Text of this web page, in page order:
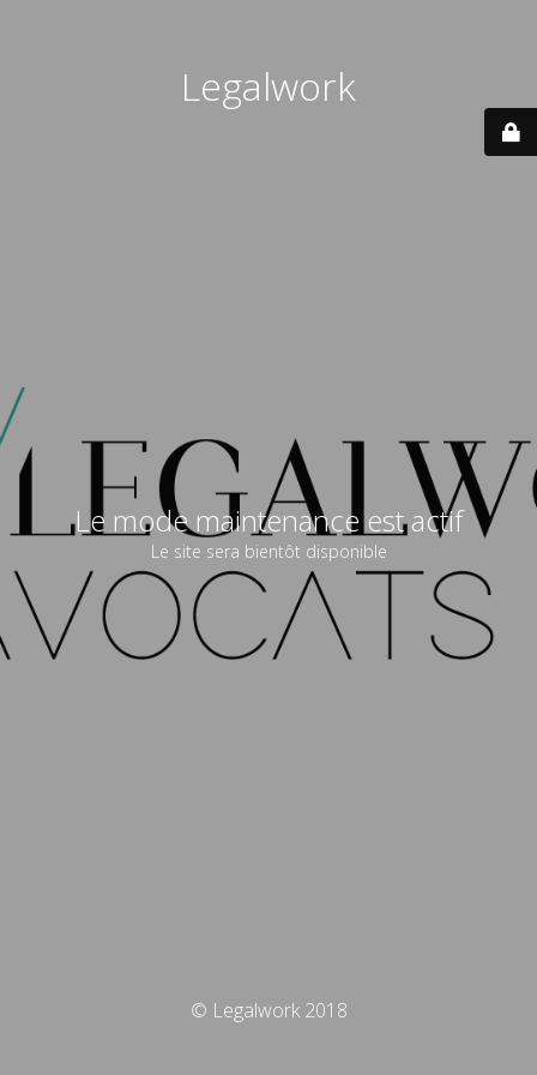
Legalwork
Le mode maintenance est actif
Le site sera bientôt disponible
© Legalwork 2018